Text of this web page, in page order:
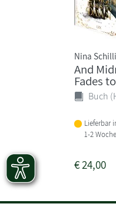
Nina
And
Fades
Buch
Lieferbar
1-2
€24,00